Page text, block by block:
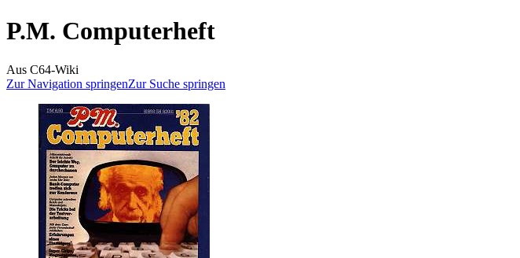
P.M. Computerheft
Aus C64-Wiki
Zur Navigation springenZur Suche springen